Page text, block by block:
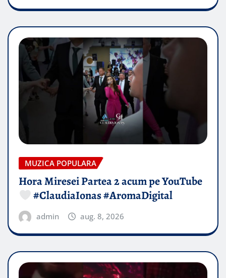
MUZICA POPULARA
Hora Miresei Partea 2 acum pe YouTube
#ClaudiaIonas #AromaDigital
admin aug. 8, 2026